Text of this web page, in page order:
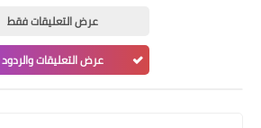
عرض التعليقات فقط
عرض التعليقات والردود